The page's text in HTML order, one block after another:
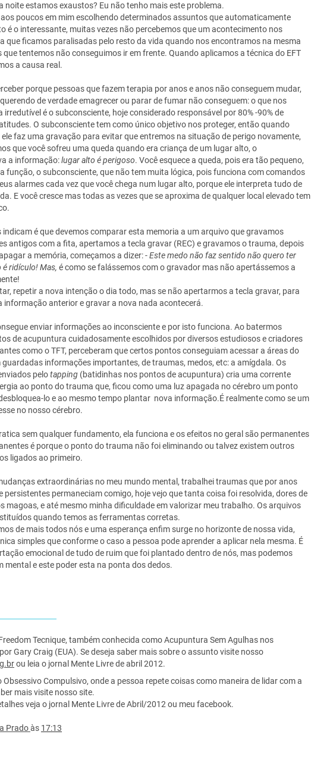
noite estamos exaustos? Eu não tenho mais este problema.
poucos em mim escolhendo determinados assuntos que automaticamente
é o interessante, muitas vezes não percebemos que um acontecimento nos
que ficamos paralisadas pelo resto da vida quando nos encontramos na mesma
que tentemos não conseguimos ir em frente. Quando aplicamos a técnica do EFT
a causa real.
porque pessoas que fazem terapia por anos e anos não conseguem mudar,
de verdade emagrecer ou parar de fumar não conseguem: o que nos
irredutível é o subconsciente, hoje considerado responsável por 80% -90% de
O subconsciente tem como único objetivo nos proteger, então quando
faz uma gravação para evitar que entremos na situação de perigo novamente,
que você sofreu uma queda quando era criança de um lugar alto, o
a informação:lugar alto é perigoso. Você esquece a queda, pois era tão pequeno,
função, o subconsciente, que não tem muita lógica, pois funciona com comandos
alarmes cada vez que você chega num lugar alto, porque ele interpreta tudo de
E você cresce mas todas as vezes que se aproxima de qualquer local elevado tem
indicam é que devemos comparar esta memoria a um arquivo que gravamos
antigos com a fita, apertamos a tecla gravar (REC) e gravamos o trauma, depois
a memória, começamos a dizer: -Este medo não faz sentido não quero ter
ridículo! Mas, é como se falássemos com o gravador mas não apertássemos a
repetir a nova intenção o dia todo, mas se não apertarmos a tecla gravar, para
informação anterior e gravar a nova nada acontecerá.
enviar informações ao inconsciente e por isto funciona. Ao batermos
de acupuntura cuidadosamente escolhidos por diversos estudiosos e criadores
como o TFT, perceberam que certos pontos conseguiam acessar a áreas do
informações importantes, de traumas, medos, etc: a amígdala. Os
pelotapping (batidinhas nos pontos de acupuntura) cria uma corrente
ao ponto do trauma que, ficou como uma luz apagada no cérebro um ponto
lo e ao mesmo tempo plantar nova informação.É realmente como se um
no nosso cérebro.
sem qualquer fundamento, ela funciona e os efeitos no geral são permanentes
é porque o ponto do trauma não foi eliminando ou talvez existem outros
ligados ao primeiro.
extraordinárias no meu mundo mental, trabalhei traumas que por anos
persistentes permaneciam comigo, hoje vejo que tanta coisa foi resolvida, dores de
magoas, e até mesmo minha dificuldade em valorizar meu trabalho. Os arquivos
quando temos as ferramentas corretas.
de mais todos nós e uma esperança enfim surge no horizonte de nossa vida,
simples que conforme o caso a pessoa pode aprender a aplicar nela mesma. É
emocional de tudo de ruim que foi plantado dentro de nós, mas podemos
mental e este poder esta na ponta dos dedos.
Tecnique, também conhecida como Acupuntura Sem Agulhas nos
Gary Craig (EUA). Se deseja saber mais sobre o assunto visite nosso
ou leia o jornal Mente Livre de abril 2012.
Obsessivo Compulsivo, onde a pessoa repete coisas como maneira de lidar com a
mais visite nosso site.
veja o jornal Mente Livre de Abril/2012 ou meu facebook.
Pradoàs 17:13